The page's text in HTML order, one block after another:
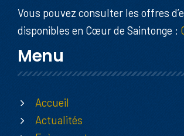
Vous pouvez consulter les offres
disponibles en Cœur de Saintonge :
Menu
Accueil
Actualités